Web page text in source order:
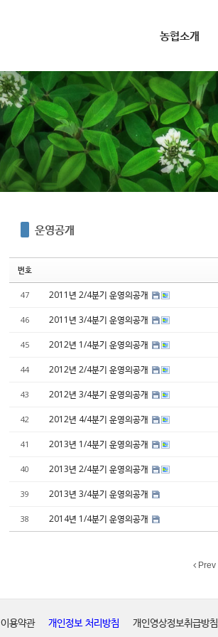
농협소개
운영공개
번호
47 2011년 2/4분기 운영의공개
46 2011년 3/4분기 운영의공개
45 2012년 1/4분기 운영의공개
44 2012년 2/4분기 운영의공개
43 2012년 3/4분기 운영의공개
42 2012년 4/4분기 운영의공개
41 2013년 1/4분기 운영의공개
40 2013년 2/4분기 운영의공개
39 2013년 3/4분기 운영의공개
38 2014년 1/4분기 운영의공개
Prev
이용약관 개인정보 처리방침 개인영상정보취급방침